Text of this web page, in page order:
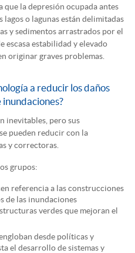
que la depresión ocupada antes
lagos o lagunas están delimitadas
y sedimentos arrastrados por el
escasa estabilidad y elevado
originar graves problemas.
a reducir los daños
inundaciones?
inevitables, pero sus
pueden reducir con la
y correctoras.
grupos:
referencia a las construcciones
de las inundaciones
verdes que mejoran el
desde políticas y
el desarrollo de sistemas y